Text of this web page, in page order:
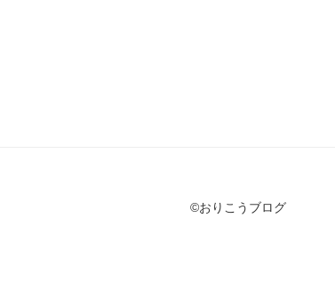
©おりこうブログ